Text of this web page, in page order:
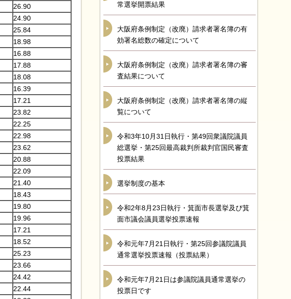
26.90
24.90
25.84
18.98
16.88
17.88
18.08
16.39
17.21
23.82
22.25
22.98
23.62
20.88
22.09
21.40
18.43
19.80
19.96
17.21
18.52
25.23
23.66
24.42
22.44
常選挙開票結果
大阪府条例制定（改廃）請求者署名簿の有
効署名総数の確定について
大阪府条例制定（改廃）請求者署名簿の審
査結果について
大阪府条例制定（改廃）請求者署名簿の縦
覧について
令和3年10月31日執行・第49回衆議院議員
総選挙・第25回最高裁判所裁判官国民審査
投票結果
選挙制度の基本
令和2年8月23日執行・箕面市長選挙及び箕
面市議会議員選挙投票速報
令和元年7月21日執行・第25回参議院議員
通常選挙投票速報（投票結果）
令和元年7月21日は参議院議員通常選挙の
投票日です